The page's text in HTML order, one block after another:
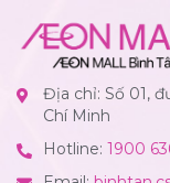
Địa chỉ: Số 01,
Chí Minh
Hotline: 1900